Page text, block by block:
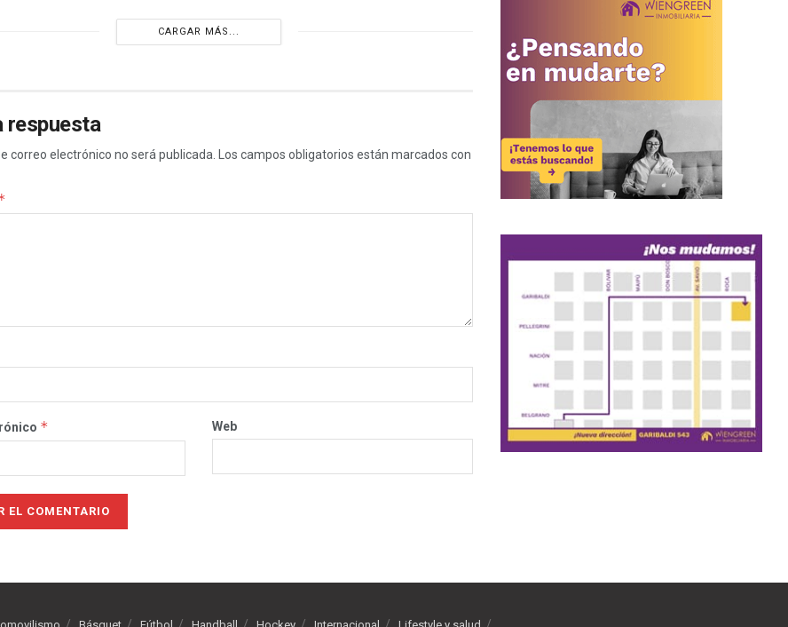
CARGAR MÁS...
respuesta
correo electrónico no será publicada. Los campos obligatorios están marcados con
* Web